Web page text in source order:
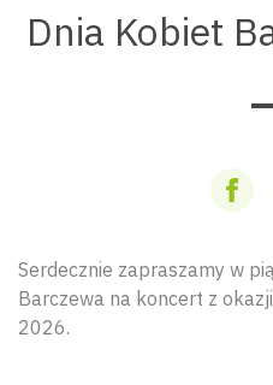
Dnia Kobiet
Serdecznie zapraszamy w
Barczewa na koncert z
2026.